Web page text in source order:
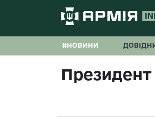
#НОВИНИ
Президент